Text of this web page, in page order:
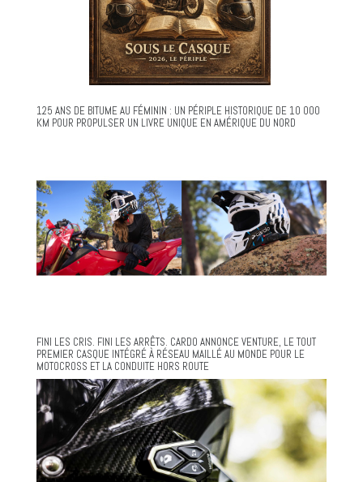
125 ANS DE BITUME AU FÉMININ : UN PÉRIPLE HISTORIQUE DE 10 000
KM POUR PROPULSER UN LIVRE UNIQUE EN AMÉRIQUE DU NORD
FINI LES CRIS. FINI LES ARRÊTS. CARDO ANNONCE VENTURE, LE TOUT
PREMIER CASQUE INTÉGRÉ À RÉSEAU MAILLÉ AU MONDE POUR LE
MOTOCROSS ET LA CONDUITE HORS ROUTE